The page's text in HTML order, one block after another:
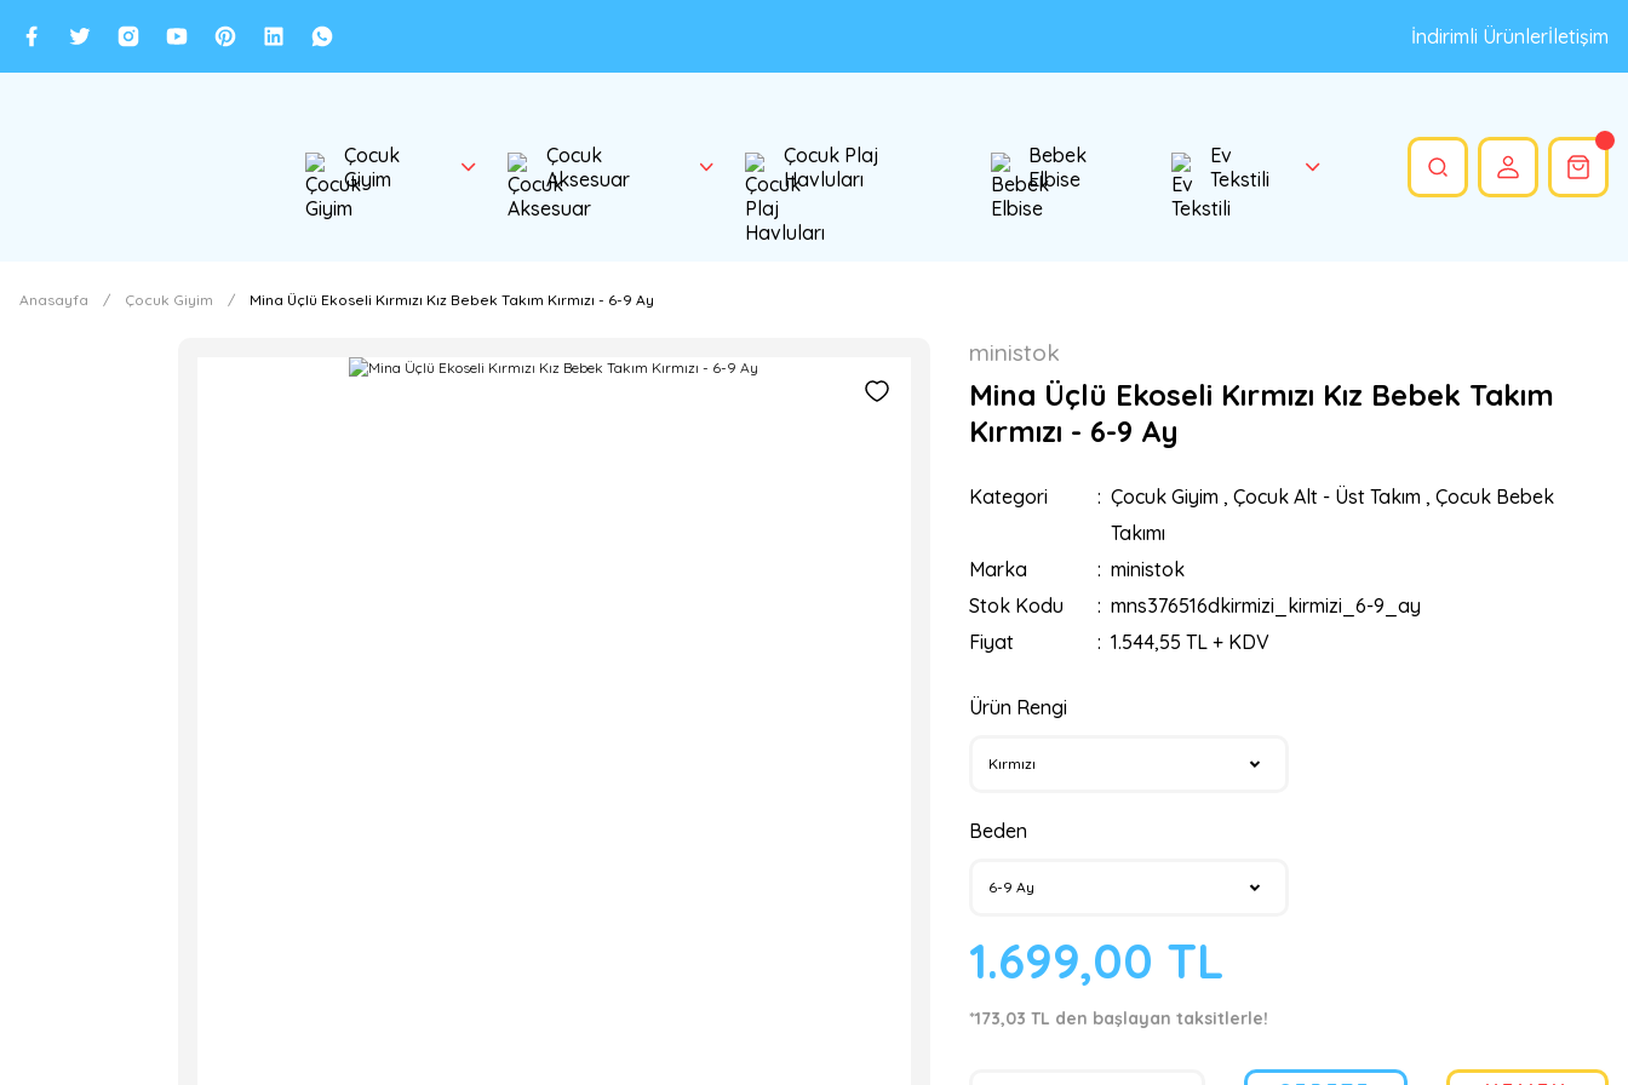
İndirimli Ürünlerİletişim
Çocuk
Giyim
Çocuk
Aksesuar
Çocuk Plaj
Havluları
Bebek
Elbise
Ev
Tekstili
Anasayfa Çocuk Giyim Mina Üçlü Ekoseli Kırmızı Kız Bebek Takım Kırmızı - 6-9 Ay
ministok
Mina Üçlü Ekoseli Kırmızı Kız Bebek Takım
Kırmızı - 6-9 Ay
Kategori Çocuk Giyim , Çocuk Alt - Üst Takım , Çocuk Bebek
Takımı
Marka
ministok
Stok Kodu
mns376516dkirmizi_kirmizi_6-9_ay
Fiyat
1.544,55 TL + KDV
Ürün Rengi
Beden
1.699,00 TL
*173,03 TL den başlayan taksitlerle!